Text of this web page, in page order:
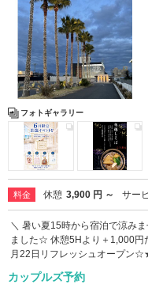
フォトギャラリー
料金 休憩 3,900 円 ～ サー
＼ 暑い夏15時から宿泊で涼み
ました☆ 休憩5Hより＋1,000
月22日リフレッシュオープン
カップルズ予約